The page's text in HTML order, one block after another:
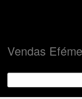
Vendas